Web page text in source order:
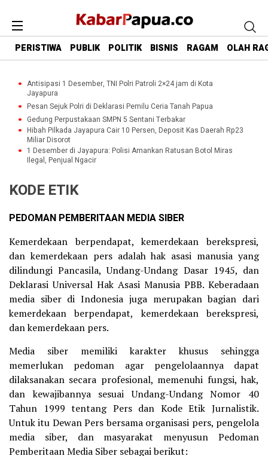
PERISTIWA PUBLIK POLITIK BISNIS RAGAM OLAH
Antisipasi 1 Desember, TNI Polri Patroli 2×24 jam di Kota
Jayapura
Pesan Sejuk Polri di Deklarasi Pemilu Ceria Tanah Papua
Gedung Perpustakaan SMPN 5 Sentani Terbakar
Hibah Pilkada Jayapura Cair 10 Persen, Deposit Kas Daerah Rp23
Miliar Disorot
1 Desember di Jayapura: Polisi Amankan Ratusan Botol Miras
Ilegal, Penjual Ngacir
KODE ETIK
PEDOMAN PEMBERITAAN MEDIA SIBER
Kemerdekaan berpendapat, kemerdekaan berekspresi,
dan kemerdekaan pers adalah hak asasi manusia yang
dilindungi Pancasila, Undang-Undang Dasar 1945, dan
Deklarasi Universal Hak Asasi Manusia PBB. Keberadaan
media siber di Indonesia juga merupakan bagian dari
kemerdekaan berpendapat, kemerdekaan berekspresi,
dan kemerdekaan pers.
Media siber memiliki karakter khusus sehingga
memerlukan pedoman agar pengelolaannya dapat
dilaksanakan secara profesional, memenuhi fungsi, hak,
dan kewajibannya sesuai Undang-Undang Nomor 40
Tahun 1999 tentang Pers dan Kode Etik Jurnalistik.
Untuk itu Dewan Pers bersama organisasi pers, pengelola
media siber, dan masyarakat menyusun Pedoman
Pemberitaan Media Siber sebagai berikut: